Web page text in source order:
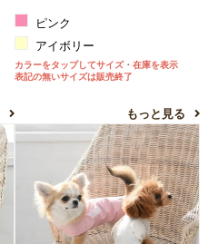
ピンク
アイボリー
カラーをタップしてサイズ・在庫を表示
表記の無いサイズは販売終了
もっと見る